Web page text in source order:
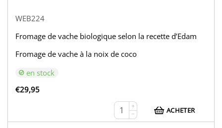
WEB224
Fromage de vache biologique selon la recette d’Edam
Fromage de vache à la noix de coco
en stock
€29,95
+
−
ACHETER